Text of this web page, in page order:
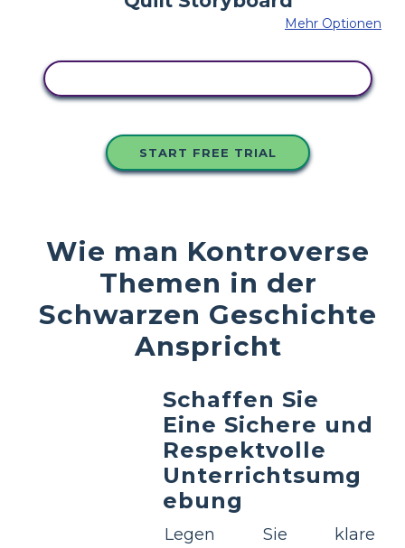
Mehr Optionen
START FREE TRIAL
Wie man Kontroverse
Themen in der
Schwarzen Geschichte
Anspricht
Schaffen Sie
Eine Sichere und
Respektvolle
Unterrichtsumg
ebung
Legen Sie klare